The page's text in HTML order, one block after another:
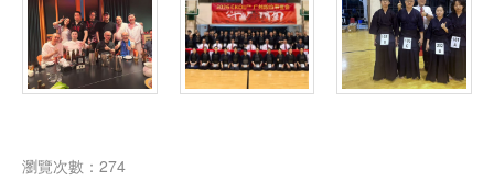
瀏覽次數：274